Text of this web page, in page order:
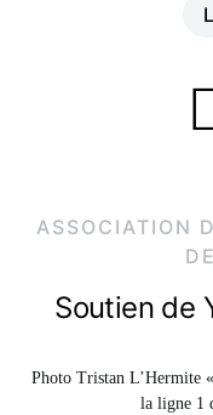
ASSOCIATION
Soutien de
Photo Tristan L’Hermite
la ligne 1